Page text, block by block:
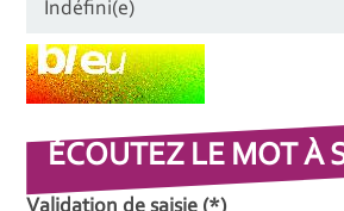
Champ pour les robots. Si vous
ÉCOUTEZ LE MOT À